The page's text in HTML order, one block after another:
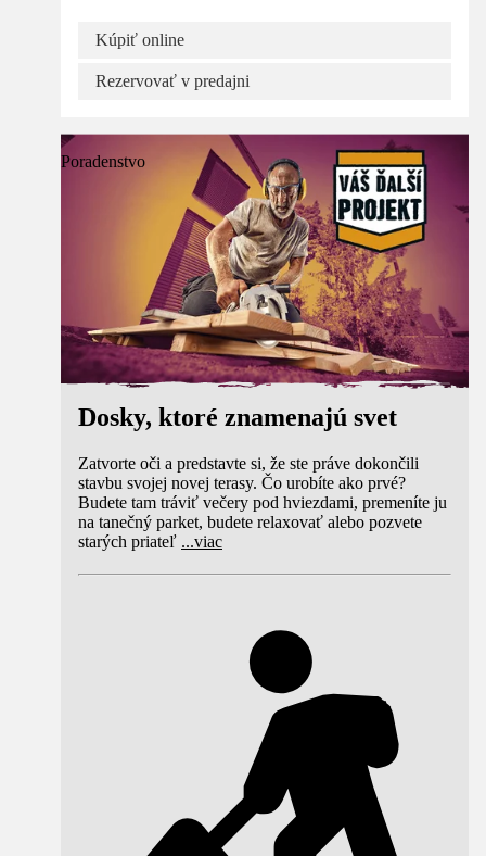
Kúpiť online
Rezervovať v predajni
Poradenstvo
Dosky, ktoré znamenajú svet
Zatvorte oči a predstavte si, že ste práve dokončili
stavbu svojej novej terasy. Čo urobíte ako prvé?
Budete tam tráviť večery pod hviezdami, premeníte ju
na tanečný parket, budete relaxovať alebo pozvete
starých priateľ ...viac